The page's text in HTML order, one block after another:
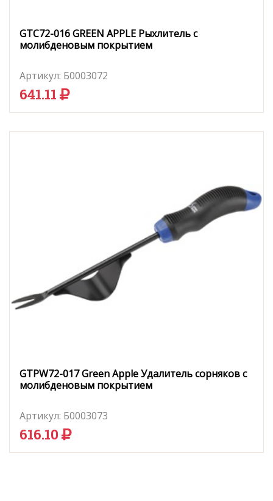
GTC72-016 GREEN APPLE Рыхлитель с
молибденовым покрытием
Артикул: Б0003072
641.11
GTPW72-017 Green Apple Удалитель сорняков с
молибденовым покрытием
Артикул: Б0003073
616.10